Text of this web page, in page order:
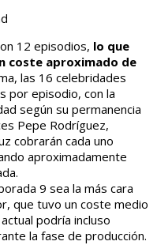
12 episodios, lo que
coste aproximado de
las 16 celebridades
por episodio, con la
según su permanencia
Pepe Rodríguez,
cobrarán cada uno
aproximadamente
9 sea la más cara
que tuvo un coste medio
podría incluso
la fase de producción.